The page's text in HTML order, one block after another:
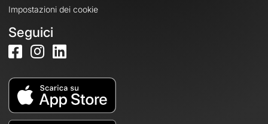
Impostazioni dei cookie
Seguici